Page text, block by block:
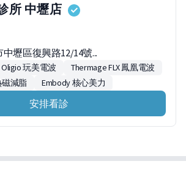
所 中壢店
壢區復興路12/14號...
Oligio 玩美電波
Thermage FLX 鳳凰電波
磁減脂
Embody 核心美力
安排看診